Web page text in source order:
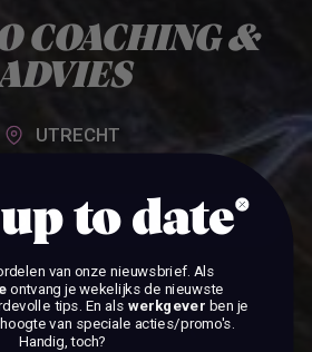
COACHING &
UTRECHT
DE VACATURES
DE VACATURES
to date
van onze nieuwsbrief. Als
ontvang je wekelijks de nieuwste
tips. En als werkgever ben je
van speciale acties/promo's.
Handig, toch?